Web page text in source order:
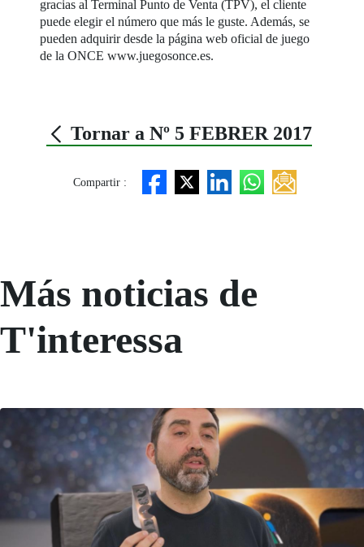
gracias al Terminal Punto de Venta (TPV), el cliente
puede elegir el número que más le guste. Además, se
pueden adquirir desde la página web oficial de juego
de la ONCE www.juegosonce.es.
Tornar a Nº 5 FEBRER 2017
Compartir :
Más noticias de
T'interessa